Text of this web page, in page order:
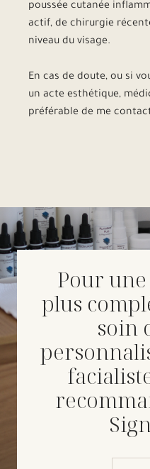
poussée cutanée
actif, de chirurgie
niveau du visage.
En cas de doute, ou si
un acte esthétique,
préférable de me
Pour
plus
soin